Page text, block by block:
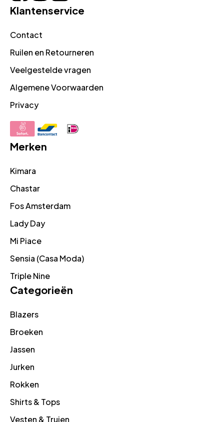
Klantenservice
Contact
Ruilen en Retourneren
Veelgestelde vragen
Algemene Voorwaarden
Privacy
Merken
Kimara
Chastar
Fos Amsterdam
Lady Day
Mi Piace
Sensia (Casa Moda)
Triple Nine
Categorieën
Blazers
Broeken
Jassen
Jurken
Rokken
Shirts & Tops
Vesten & Truien